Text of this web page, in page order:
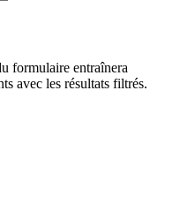
formulaire entraînera
avec les résultats filtrés.